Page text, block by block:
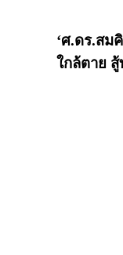
‘ศ.ดร.สม
ใกล้ตาย สู้